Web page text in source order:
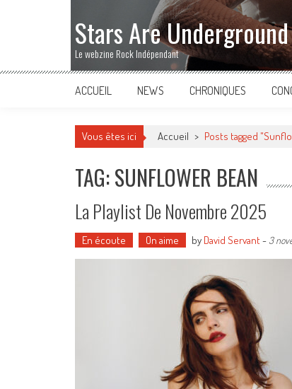
Stars Are Underground
Le webzine Rock Indépendant
ACCUEIL NEWS CHRONIQUES
Vous êtes ici Accueil > Posts tagged
TAG: SUNFLOWER BEAN
La Playlist De Novembre 2025
En écoute On aime by David Servant- 3